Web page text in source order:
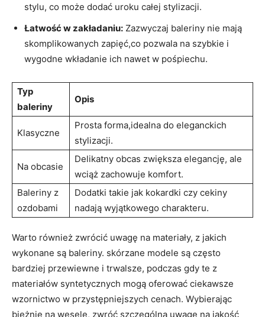
stylu, co może dodać uroku całej stylizacji.
Łatwość w zakładaniu: Zazwyczaj baleriny nie mają
skomplikowanych zapięć,co pozwala na szybkie i
wygodne wkładanie ich nawet w pośpiechu.
Typ
baleriny
Opis
Klasyczne
Prosta forma,idealna do eleganckich
stylizacji.
Na obcasie
Delikatny obcas zwiększa elegancję, ale
wciąż zachowuje komfort.
Baleriny z
ozdobami
Dodatki takie jak kokardki czy cekiny
nadają wyjątkowego charakteru.
Warto również zwrócić uwagę na materiały, z jakich
wykonane są baleriny. skórzane modele są często
bardziej przewiewne i trwalsze, podczas gdy te z
materiałów syntetycznych mogą oferować ciekawsze
wzornictwo w przystępniejszych cenach. Wybierając
bieżnię na wesele, zwróć szczególną uwagę na jakość